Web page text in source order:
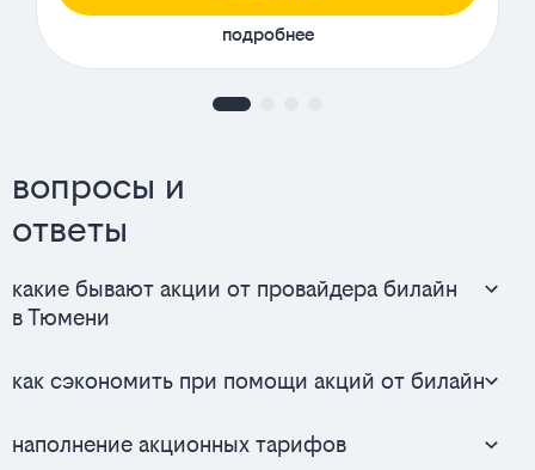
подробнее
вопросы и
ответы
какие бывают акции от провайдера билайн
в Тюмени
как сэкономить при помощи акций от билайн
наполнение акционных тарифов